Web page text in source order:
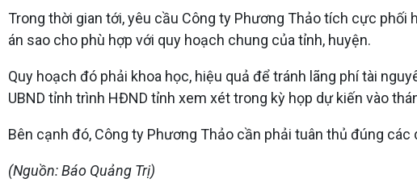
Trong thời gian tới, yêu cầu Công ty Phương Thảo tích cực phối
án sao cho phù hợp với quy hoạch chung của tỉnh, huyện.
Quy hoạch đó phải khoa học, hiệu quả để tránh lãng phí tài
UBND tỉnh trình HĐND tỉnh xem xét trong kỳ họp dự kiến vào
Bên cạnh đó, Công ty Phương Thảo cần phải tuân thủ đúng
(Nguồn: Báo Quảng Trị)